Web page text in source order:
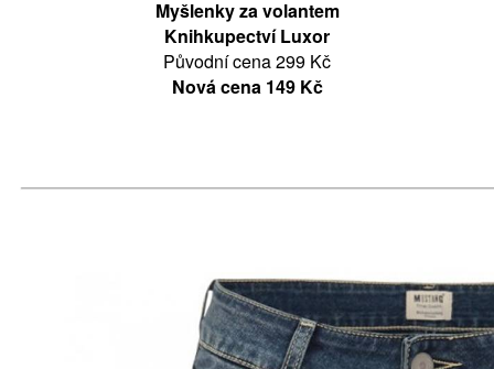
Myšlenky za volantem
Knihkupectví Luxor
Původní cena 299 Kč
Nová cena 149 Kč